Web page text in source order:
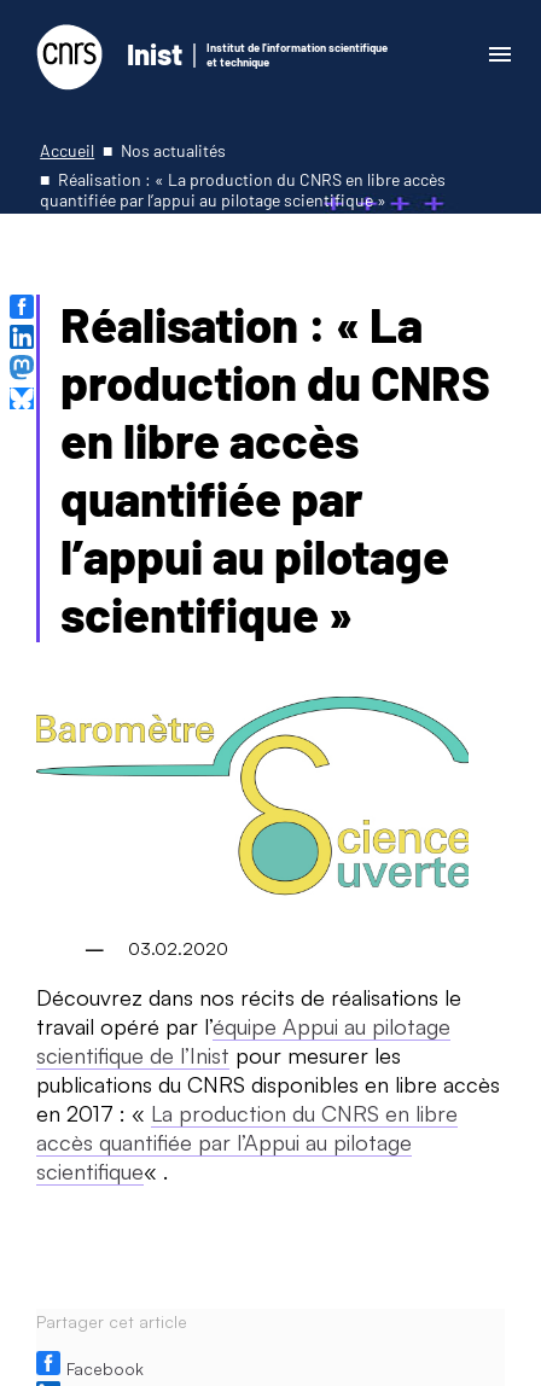
Inist
Institut de l'information scientifique
et technique
Accueil
Nos actualités
Réalisation : « La production du CNRS en libre accès
quantifiée par l’appui au pilotage scientifique »
Réalisation : « La
production du CNRS
en libre accès
quantifiée par
l’appui au pilotage
scientifique »
03.02.2020
Découvrez dans nos récits de réalisations le
travail opéré par l’équipe Appui au pilotage
scientifique de l’Inist pour mesurer les
publications du CNRS disponibles en libre accès
en 2017 : « La production du CNRS en libre
accès quantifiée par l’Appui au pilotage
scientifique« .
Partager cet article
Facebook